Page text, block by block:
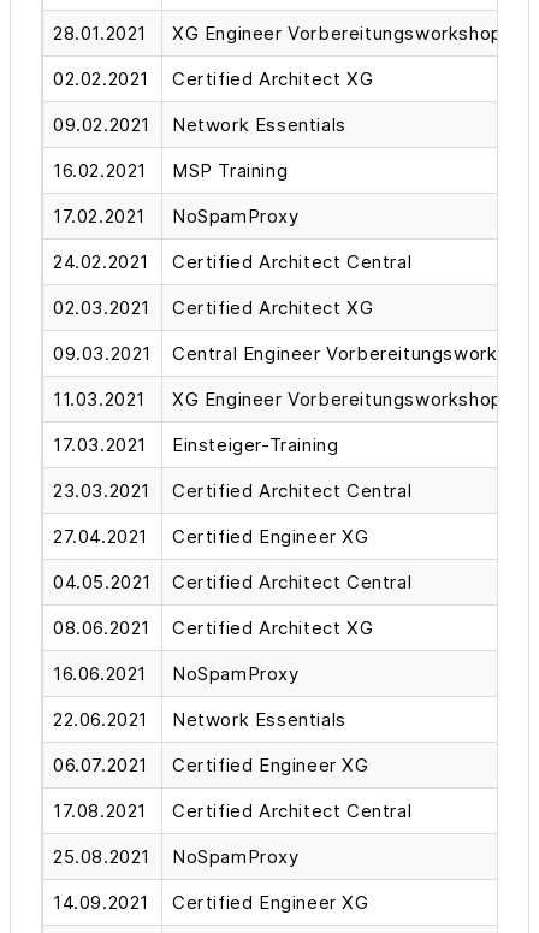
28.01.2021
XG Engineer Vorbereitungsworkshop
02.02.2021
Certified Architect XG
09.02.2021
Network Essentials
16.02.2021
MSP Training
17.02.2021
NoSpamProxy
24.02.2021
Certified Architect Central
02.03.2021
Certified Architect XG
09.03.2021
Central Engineer
11.03.2021
XG Engineer Vorbereitungsworkshop
17.03.2021
Einsteiger-Training
23.03.2021
Certified Architect Central
27.04.2021
Certified Engineer XG
04.05.2021
Certified Architect Central
08.06.2021
Certified Architect XG
16.06.2021
NoSpamProxy
22.06.2021
Network Essentials
06.07.2021
Certified Engineer XG
17.08.2021
Certified Architect Central
25.08.2021
NoSpamProxy
14.09.2021
Certified Engineer XG